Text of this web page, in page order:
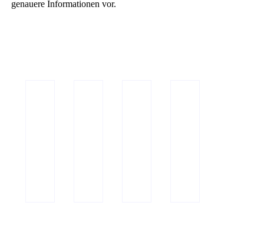
genauere Informationen vor.